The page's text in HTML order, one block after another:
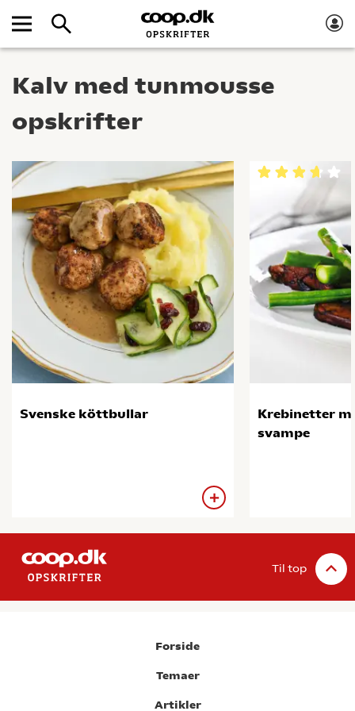
Kalv med tunmousse
opskrifter
Svenske köttbullar
Krebinetter
svampe
Til top
Forside
Temaer
Artikler